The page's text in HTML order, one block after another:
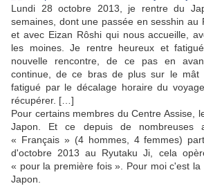
Lundi 28 octobre 2013, je rentre du
semaines, dont une passée en sesshin au
et avec Eizan Rôshi qui nous accueille,
les moines. Je rentre heureux et
nouvelle rencontre, de ce pas en
continue, de ce bras de plus sur le mât
fatigué par le décalage horaire du
récupérer. […]
Pour certains membres du Centre Assise,
Japon. Et ce depuis de nombreuses
« Français » (4 hommes, 4 femmes)
d'octobre 2013 au Ryutaku Ji, cela
« pour la première fois ». Pour moi c'est la
Japon.